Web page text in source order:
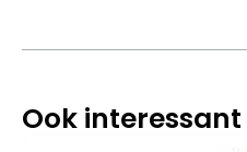
Ook interessant